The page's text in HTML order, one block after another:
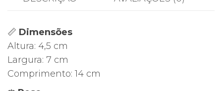
–
Interior
Seda
📏 Dimensões
Altura: 4,5 cm
Largura: 7 cm
Comprimento: 14 cm